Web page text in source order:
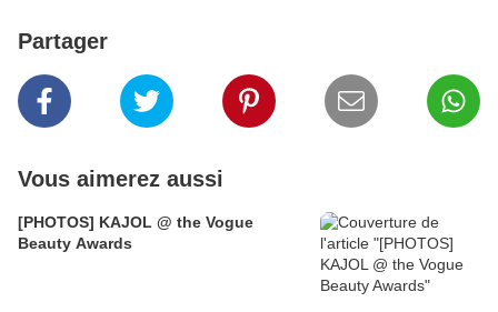
Partager
Vous aimerez aussi
[PHOTOS] KAJOL @ the Vogue
Beauty Awards